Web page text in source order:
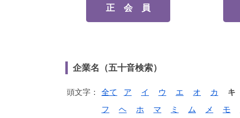
正 会 員
企業名（五十音検索）
頭文字： 全て ア イ ウ エ オ カ キ
フ ヘ ホ マ ミ ム メ モ